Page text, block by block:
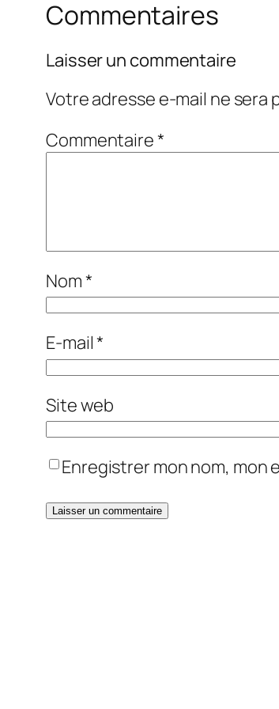
Commentaires
Laisser un commentaire
Votre adresse e-mail ne sera
Commentaire*
Nom*
E-mail*
Site web
Enregistrer mon nom, mon